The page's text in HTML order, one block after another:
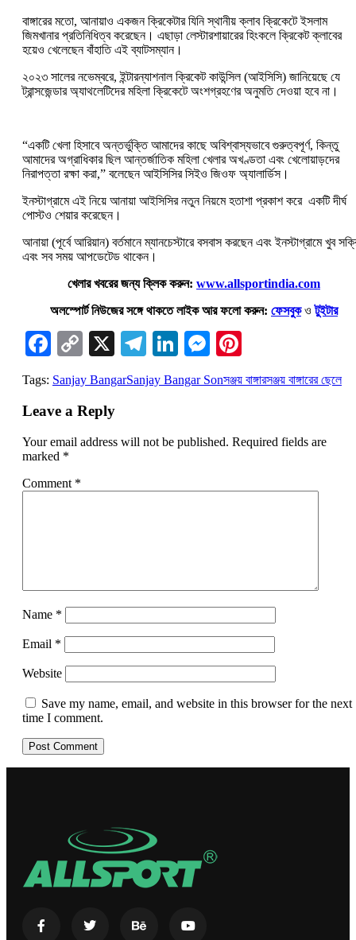
বাঙ্গারের মতো, আনায়াও একজন ক্রিকেটার যিনি স্থানীয় ক্লাব ক্রিকেটে ইসলাম
জিমখানার প্রতিনিধিত্ব করেছেন। এছাড়া লেস্টারশায়ারের হিংকলে ক্রিকেট ক্লাবের
হয়েও খেলেছেন বাঁহাতি এই ব্যাটসম্যান।
২০২৩ সালের নভেম্বরে, ইন্টারন্যাশনাল ক্রিকেট কাউন্সিল (আইসিসি) জানিয়েছে যে
ট্রান্সজেন্ডার অ্যাথলেটিদের মহিলা ক্রিকেটে অংশগ্রহণের অনুমতি দেওয়া হবে না।
“একটি খেলা হিসাবে অন্তর্ভুক্তি আমাদের কাছে অবিশ্বাস্যভাবে গুরুত্বপূর্ণ, কিন্তু
আমাদের অগ্রাধিকার ছিল আন্তর্জাতিক মহিলা খেলার অখণ্ডতা এবং খেলোয়াড়দের
নিরাপত্তা রক্ষা করা,” বলেছেন আইসিসির সিইও জিওফ অ্যালার্ডিস।
ইনস্টাগ্রামে এই নিয়ে আনায়া আইসিসির নতুন নিয়মে হতাশা প্রকাশ করে একটি দীর্ঘ
পোস্টও শেয়ার করেছেন।
আনায়া (পূর্বে আরিয়ান) বর্তমানে ম্যানচেস্টারে বসবাস করছেন এবং ইনস্টাগ্রামে খুব
এবং সব সময় আপডেটেড থাকেন।
খেলার খবরের জন্য ক্লিক করুন: www.allsportindia.com
অলস্পোর্ট নিউজের সঙ্গে থাকতে লাইক আর ফলো করুন: ফেসবুকওটুইটার
Facebook
Copy
Link
X Telegram
LinkedIn
Messenger
Tags: Sanjay BangarSanjay Bangar Sonসঞ্জয় বাঙ্গারসঞ্জয় বাঙ্গারের ছেলে
Leave a Reply
Your email address will not be published. Required fields are
marked *
Comment *
Name *
Email *
Website
Save my name, email, and website in this browser for the next
time I comment.